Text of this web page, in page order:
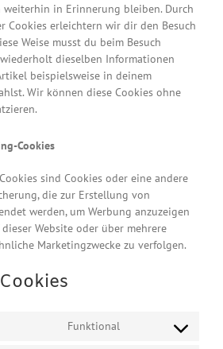
in Erinnerung bleiben. Durch
Cookies erleichtern wir dir den Besuch
Weise musst du beim Besuch
dieselben Informationen
beispielsweise in deinem
Wir können diese Cookies ohne
Cookies
sind Cookies oder eine andere
die zur Erstellung von
werden, um Werbung anzuzeigen
Website oder über mehrere
Marketingzwecke zu verfolgen.
Funktional